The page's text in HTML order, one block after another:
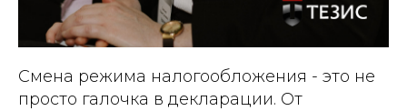
Смена режима налогообложения - это не
просто галочка в декларации. От